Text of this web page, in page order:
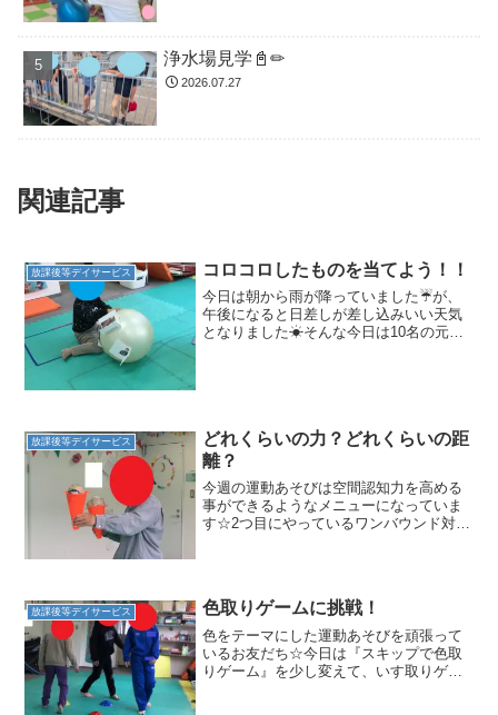
浄水場見学📓✏
2026.07.27
関連記事
放課後等デイサービス コロコロしたものを当てよう！！
今日は朝から雨が降っていました☔が、
午後になると日差しが差し込みいい天気
となりました☀そんな今日は10名の元気
放課後等デイサービス
どれくらいの力？どれくらいの距
離？
今週の運動あそびは空間認知力を高める
事ができるようなメニューになっていま
す☆2つ目にやっているワンバウンド対決
とボールを少し強く投げ...
放課後等デイサービス 色取りゲームに挑戦！
色をテーマにした運動あそびを頑張って
いるお友だち☆今日は『スキップで色取
りゲーム』を少し変えて、いす取りゲー